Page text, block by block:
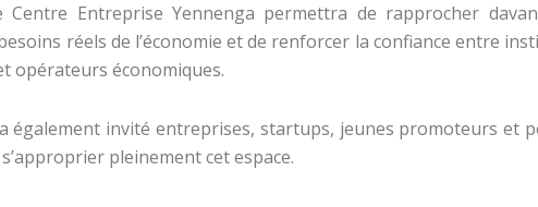
Centre Entreprise Yennenga permettra de rapprocher
réels de l’économie et de renforcer la confiance entre
opérateurs économiques.
également invité entreprises, startups, jeunes promoteurs et
pleinement cet espace.